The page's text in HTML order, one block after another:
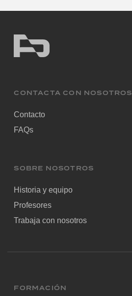
CONTACTA CON NOSOTROS
Contacto
FAQs
SOBRE NOSOTROS
Historia y equipo
Profesores
Trabaja con nosotros
FORMACIÓN